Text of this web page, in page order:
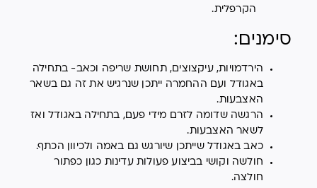
הקרפלית.
סימנים:
הירדמויות, עיקצוצים, תחושת שריפה וכאב- בתחילה
באגודל ועם ההחמרה ייתכן שנרגיש את זה גם בשאר
האצבעות.
הרגשה שדומה לזרם מידי פעם, בתחילה באגודל ואז
לשאר האצבעות.
כאב באגודל שייתכן שיורגש גם באמה ולכיוון הכתף.
חולשה וקושי בביצוע פעולות עדינות כגון כפתור
חולצה.